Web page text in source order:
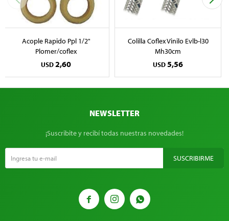
Acople Rapido Ppl 1/2"
Plomer/coflex
USD2,60
Colilla Coflex Vinilo Evlb-l30
Mh30cm
USD5,56
  
NEWSLETTER
¡Suscribite y recibí todas nuestras novedades!
SUSCRIBIRME